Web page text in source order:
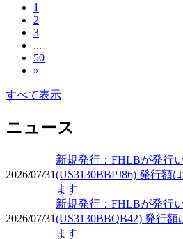
1
2
3
...
50
»
すべて表示
ニュース
2026/07/31
新規発行：FHLBが発行
(US3130BBPJ86) 発行額
ます
2026/07/31
新規発行：FHLBが発行
(US3130BBQB42) 発行
ます